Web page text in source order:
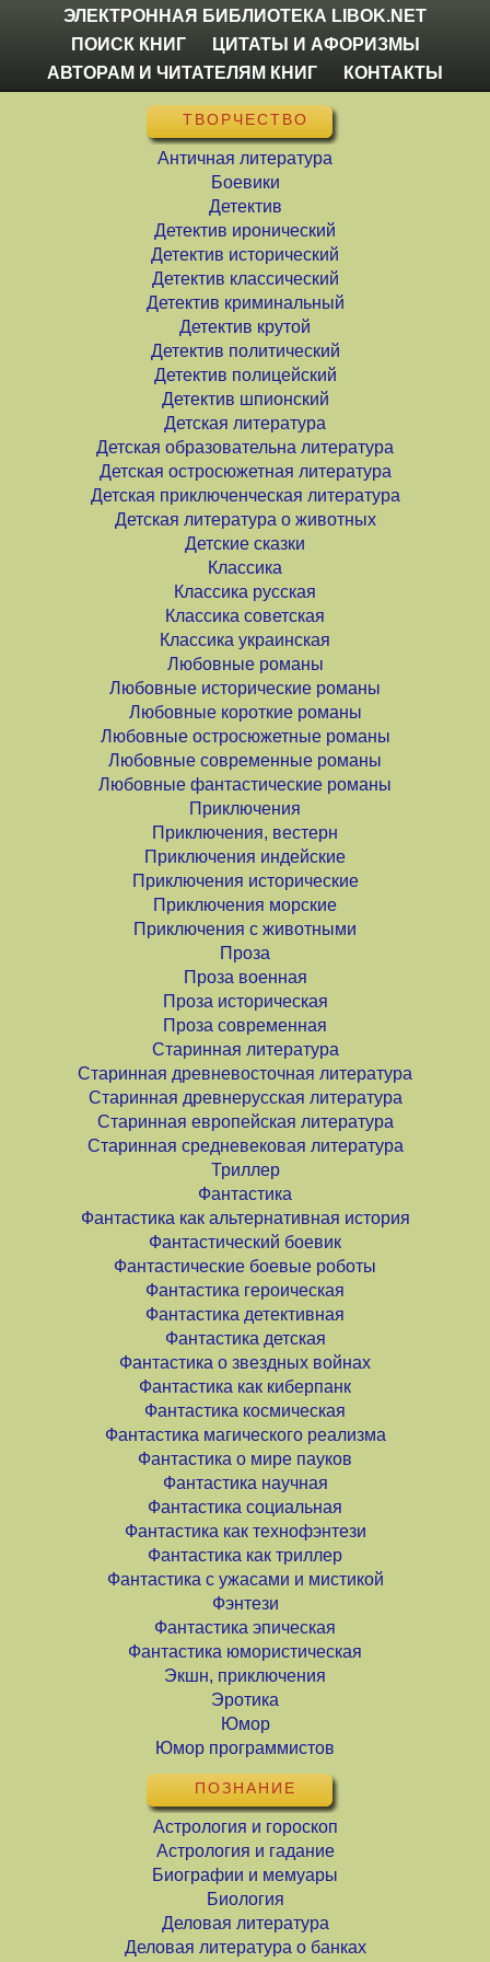
ЭЛЕКТРОННАЯ БИБЛИОТЕКА LIBOK.NET
ПОИСК КНИГ
ЦИТАТЫ И АФОРИЗМЫ
АВТОРАМ И ЧИТАТЕЛЯМ КНИГ
КОНТАКТЫ
ТВОРЧЕСТВО
Античная литература
Боевики
Детектив
Детектив иронический
Детектив исторический
Детектив классический
Детектив криминальный
Детектив крутой
Детектив политический
Детектив полицейский
Детектив шпионский
Детская литература
Детская образовательна литература
Детская остросюжетная литература
Детская приключенческая литература
Детская литература о животных
Детские сказки
Классика
Классика русская
Классика советская
Классика украинская
Любовные романы
Любовные исторические романы
Любовные короткие романы
Любовные остросюжетные романы
Любовные современные романы
Любовные фантастические романы
Приключения
Приключения, вестерн
Приключения индейские
Приключения исторические
Приключения морские
Приключения с животными
Проза
Проза военная
Проза историческая
Проза современная
Старинная литература
Старинная древневосточная литература
Старинная древнерусская литература
Старинная европейская литература
Старинная средневековая литература
Триллер
Фантастика
Фантастика как альтернативная история
Фантастический боевик
Фантастические боевые роботы
Фантастика героическая
Фантастика детективная
Фантастика детская
Фантастика о звездных войнах
Фантастика как киберпанк
Фантастика космическая
Фантастика магического реализма
Фантастика о мире пауков
Фантастика научная
Фантастика социальная
Фантастика как технофэнтези
Фантастика как триллер
Фантастика с ужасами и мистикой
Фэнтези
Фантастика эпическая
Фантастика юмористическая
Экшн, приключения
Эротика
Юмор
Юмор программистов
ПОЗНАНИЕ
Астрология и гороскоп
Астрология и гадание
Биографии и мемуары
Биология
Деловая литература
Деловая литература о банках